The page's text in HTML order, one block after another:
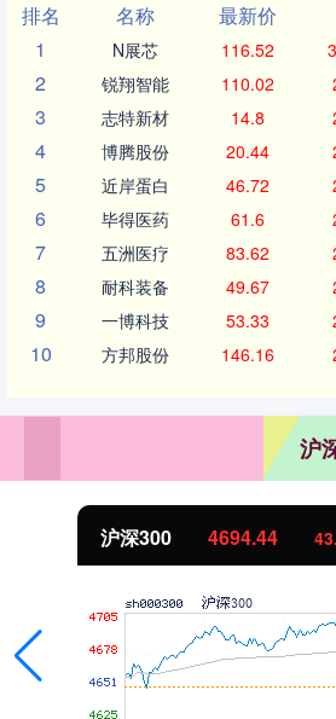
排名
名称 最新价
1
N展芯 116.52
2 锐翔智能 110.02
3 志特新材 14.8
4 博腾股份 20.44
5 近岸蛋白 46.72
6 毕得医药 61.6
7 五洲医疗 83.62
8 耐科装备 49.67
9 一博科技 53.33
10 方邦股份 146.16
沪
沪深300 4694.44